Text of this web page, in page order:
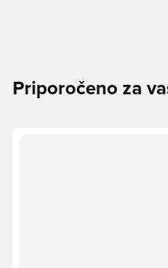
Priporočeno za